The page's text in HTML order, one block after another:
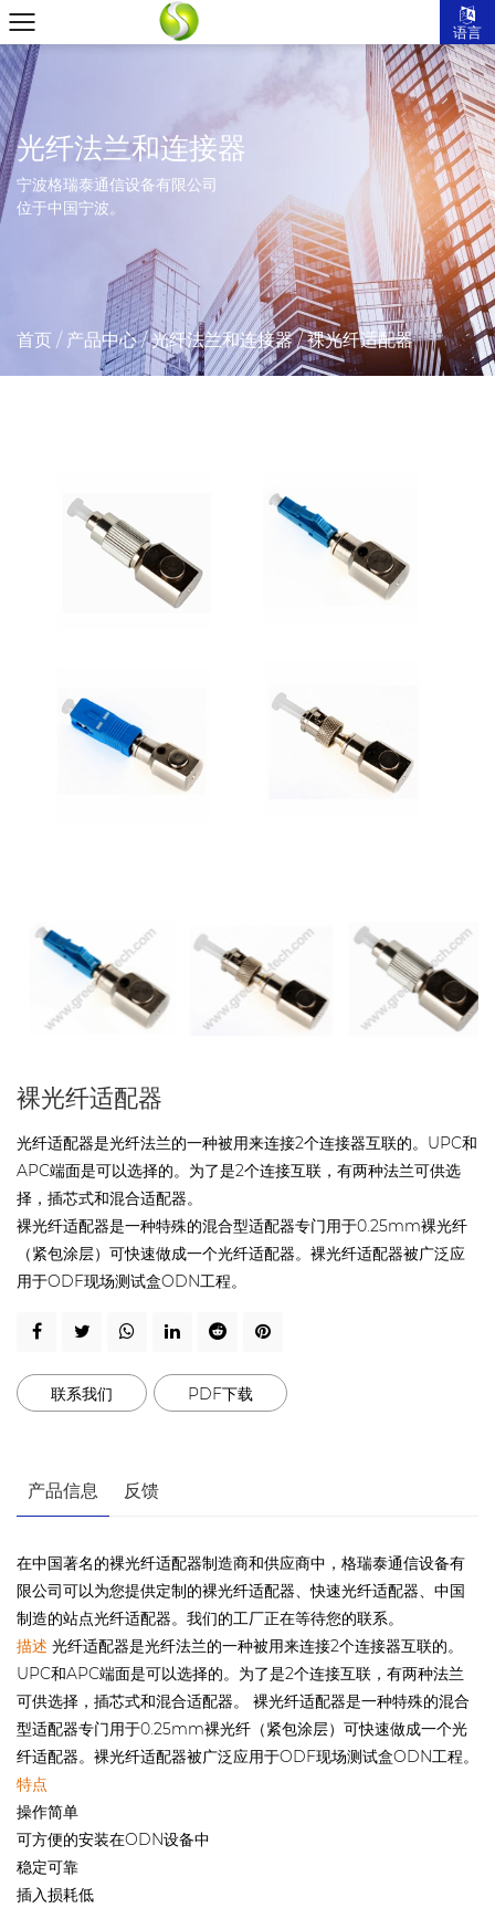
语言
光纤法兰和连接器
宁波格瑞泰通信设备有限公司
位于中国宁波。
首页 / 产品中心/光纤法兰和连接器/裸光纤适配器
裸光纤适配器
光纤适配器是光纤法兰的一种被用来连接2个连接器互联的。UPC和
APC端面是可以选择的。为了是2个连接互联，有两种法兰可供选
择，插芯式和混合适配器。
裸光纤适配器是一种特殊的混合型适配器专门用于0.25mm裸光纤
（紧包涂层）可快速做成一个光纤适配器。裸光纤适配器被广泛应
用于ODF现场测试盒ODN工程。
联系我们 PDF下载
产品信息 反馈
在中国著名的裸光纤适配器制造商和供应商中，格瑞泰通信设备有
限公司可以为您提供定制的裸光纤适配器、快速光纤适配器、中国
制造的站点光纤适配器。我们的工厂正在等待您的联系。
描述 光纤适配器是光纤法兰的一种被用来连接2个连接器互联的。
UPC和APC端面是可以选择的。为了是2个连接互联，有两种法兰
可供选择，插芯式和混合适配器。 裸光纤适配器是一种特殊的混合
型适配器专门用于0.25mm裸光纤（紧包涂层）可快速做成一个光
纤适配器。裸光纤适配器被广泛应用于ODF现场测试盒ODN工程。
特点
操作简单
可方便的安装在ODN设备中
稳定可靠
插入损耗低